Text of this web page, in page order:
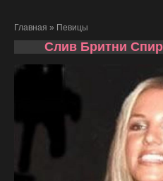
Главная » Певицы
Слив Бритни